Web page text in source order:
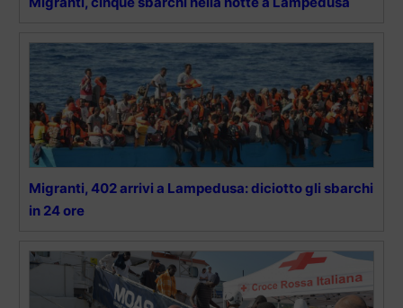
Migranti, 402 arrivi a Lampedusa: diciotto gli sbarchi
in 24 ore